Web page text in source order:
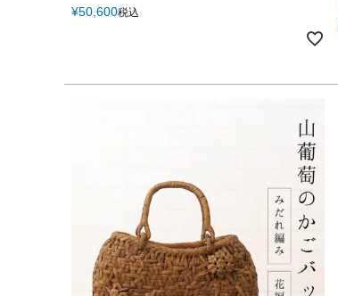
¥50,600税込